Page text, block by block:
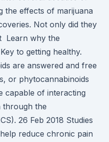
the effects of marijuana
Not only did they
Learn why the
to getting healthy.
are answered and free
or phytocannabinoids
capable of interacting
through the
26 Feb 2018 Studies
reduce chronic pain